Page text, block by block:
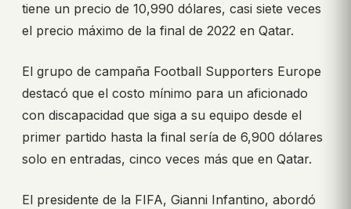
tiene un precio de 10,990 dólares, casi siete veces
el precio máximo de la final de 2022 en Qatar.
El grupo de campaña Football Supporters Europe
destacó que el costo mínimo para un aficionado
con discapacidad que siga a su equipo desde el
primer partido hasta la final sería de 6,900 dólares
solo en entradas, cinco veces más que en Qatar.
El presidente de la FIFA, Gianni Infantino, abordó